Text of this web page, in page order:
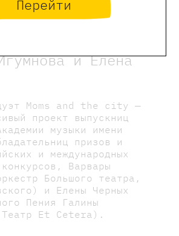
Перейти
и Елена
Moms and the city —
проект выпускниц
музыки имени
призов и
и международных
Варвары
Большого театра,
и Елены Черных
Пения Галины
Театр Et Cetera).